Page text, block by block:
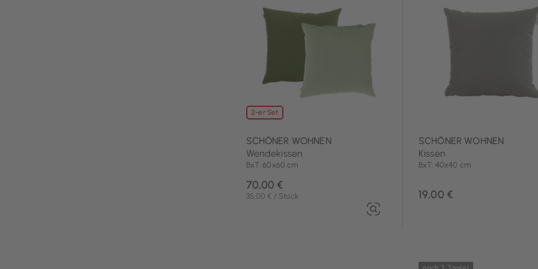
2-er Set
SCHÖNER WOHNEN
Wendekissen
BxT: 60x60 cm
70,00 €
35,00 € / Stück
SCHÖNER WOHNEN
Kissen
BxT: 40x40 cm
19,00 €